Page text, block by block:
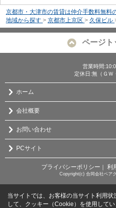
京都市・大津市の賃貸は仲介手数料無料
地域から探す > 京都市上京区 > 久保ビル
ページト
営業時間
定休日:無（ＧＷ
ホーム
会社概要
お問い合わせ
PCサイト
プライバシーポリシー ｜ 利
Copyright(c) 合同会社ベア
当サイトでは、お客様の当サイト利用
して、クッキー（Cookie）を使用してい